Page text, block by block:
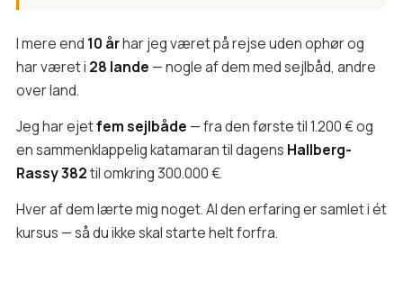
I mere end 10 århar jeg været på rejse uden ophør og
har været i 28 lande — nogle af dem med sejlbåd, andre
over land.
Jeg har ejetfem sejlbåde — fra den første til 1.200 € og
en sammenklappelig katamaran til dagens Hallberg-
Rassy 382til omkring 300.000 €.
Hver af dem lærte mig noget. Al den erfaring er samlet i ét
kursus — så du ikke skal starte helt forfra.